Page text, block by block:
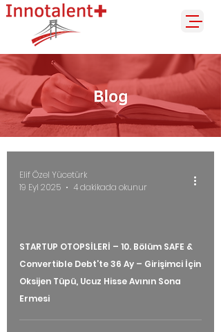
STARTUP OTOPSİLERİ – 10. Bölüm SAFE &
Convertible Debt’te 36 Ay – Girişimci İçin
Oksijen Tüpü, Ucuz Hisse Avının Sona
Ermesi
Elif Özel Yücetürk
19 Eyl 2025
4 dakikada okunur